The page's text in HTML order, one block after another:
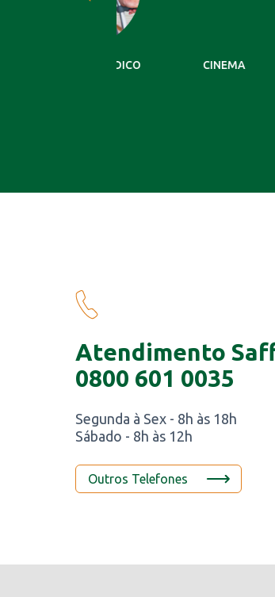
CINEMA
Atendimento
0800 601 0035
Segunda à Sex - 8h às 18h
Sábado - 8h às 12h
Outros Telefones